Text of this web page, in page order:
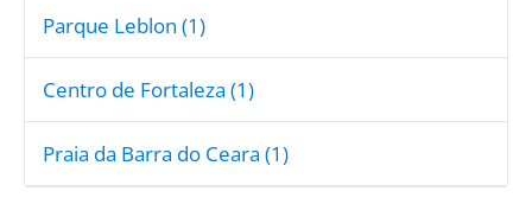
Parque Leblon (1)
Centro de Fortaleza (1)
Praia da Barra do Ceara (1)